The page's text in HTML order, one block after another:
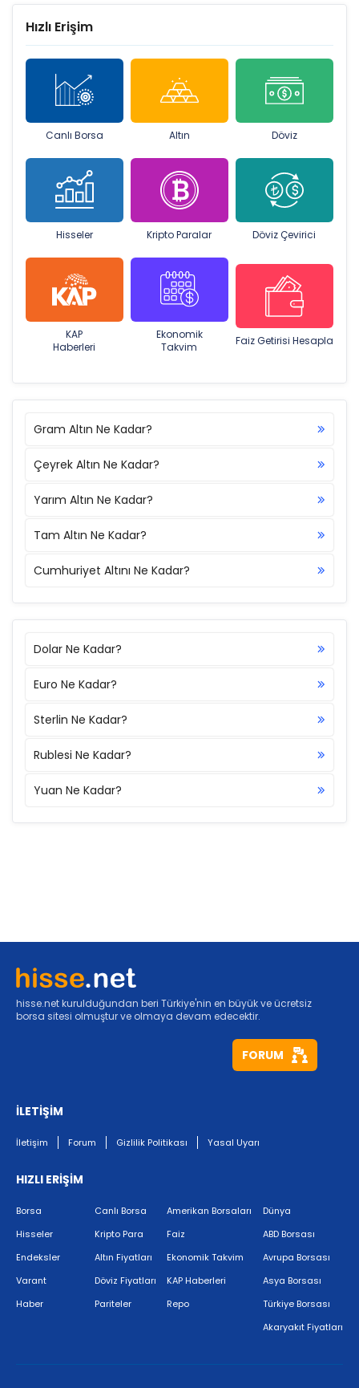
Hızlı Erişim
Canlı Borsa Altın Döviz
Hisseler Kripto Paralar Döviz Çevirici
KAP
Haberleri
Ekonomik
Takvim
Faiz Getirisi Hesapla
Gram Altın Ne Kadar?
Çeyrek Altın Ne Kadar?
Yarım Altın Ne Kadar?
Tam Altın Ne Kadar?
Cumhuriyet Altını Ne Kadar?
Dolar Ne Kadar?
Euro Ne Kadar?
Sterlin Ne Kadar?
Rublesi Ne Kadar?
Yuan Ne Kadar?
hisse.net kurulduğundan beri Türkiye'nin en büyük ve ücretsiz
borsa sitesi olmuştur ve olmaya devam edecektir.
FORUM
İLETİŞİM
İletişim Forum Gizlilik Politikası Yasal Uyarı
HIZLI ERİŞİM
Borsa
Hisseler
Endeksler
Varant
Haber
Canlı Borsa
Kripto Para
Altın Fiyatları
Döviz Fiyatları
Pariteler
Amerikan Borsaları
Faiz
Ekonomik Takvim
KAP Haberleri
Repo
Dünya
ABD Borsası
Avrupa Borsası
Asya Borsası
Türkiye Borsası
Akaryakıt Fiyatları